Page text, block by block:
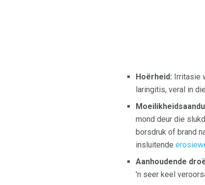
Hoërheid: Irritasie
laringitis, veral in
mond deur die
borsdruk of brand
insluitende
Aanhoudende
'n seer keel